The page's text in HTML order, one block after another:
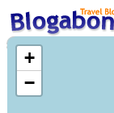
Loading...
+
−